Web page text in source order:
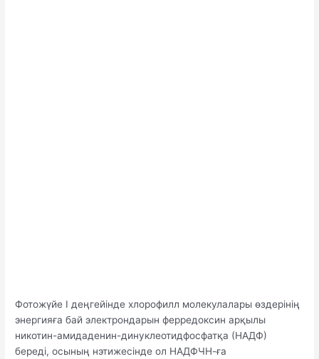
Фотожүйе I деңгейінде хлорофилл молекулалары өздерінің
энергияға бай электрондарын ферредоксин арқылы
никотин-амидаденин-динуклеотидфосфатқа (НАДФ)
береді, осының нэтижесінде ол НАДФЧН-ға